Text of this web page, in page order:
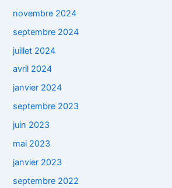
novembre 2024
septembre 2024
juillet 2024
avril 2024
janvier 2024
septembre 2023
juin 2023
mai 2023
janvier 2023
septembre 2022